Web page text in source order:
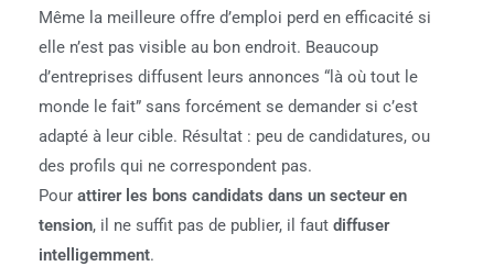
Même la meilleure offre d’emploi perd en efficacité si
elle n’est pas visible au bon endroit. Beaucoup
d’entreprises diffusent leurs annonces “là où tout le
monde le fait” sans forcément se demander si c’est
adapté à leur cible. Résultat : peu de candidatures, ou
des profils qui ne correspondent pas.
Pour attirer les bons candidats dans un secteur en
tension, il ne suffit pas de publier, il faut diffuser
intelligemment.